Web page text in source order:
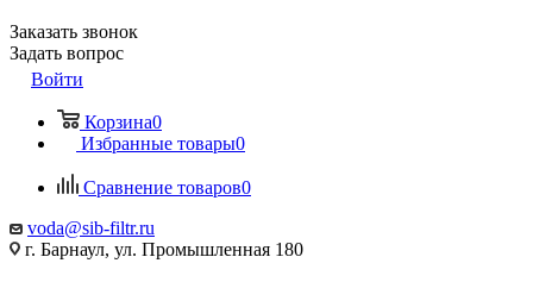
Заказать звонок
Задать вопрос
Войти
Корзина0
Избранные товары0
Сравнение товаров0
voda@sib-filtr.ru
г. Барнаул, ул. Промышленная 180